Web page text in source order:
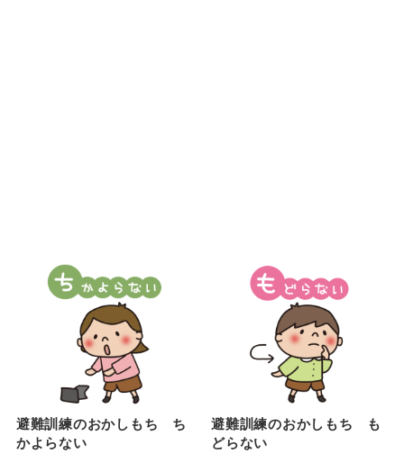
避難訓練のおかしもち ち
かよらない
避難訓練のおかしもち も
どらない